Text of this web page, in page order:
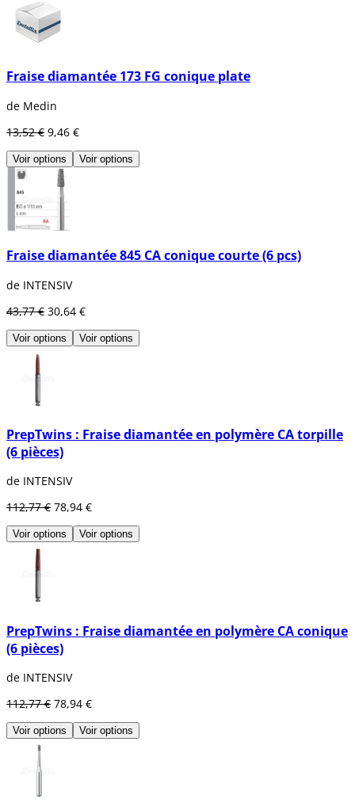
Fraise diamantée 173 FG conique plate
de Medin
13,52 € 9,46 €
Voir options Voir options
Fraise diamantée 845 CA conique courte (6 pcs)
de INTENSIV
43,77 € 30,64 €
Voir options Voir options
PrepTwins : Fraise diamantée en polymère CA torpille
(6 pièces)
de INTENSIV
112,77 € 78,94 €
Voir options Voir options
PrepTwins : Fraise diamantée en polymère CA conique
(6 pièces)
de INTENSIV
112,77 € 78,94 €
Voir options Voir options